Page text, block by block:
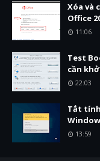
Xóa và
Office
11:06
Test
cần
22:03
Tắt
13:59